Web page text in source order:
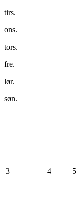
tirs.
ons.
tors.
fre.
lør.
søn.
3 4 5